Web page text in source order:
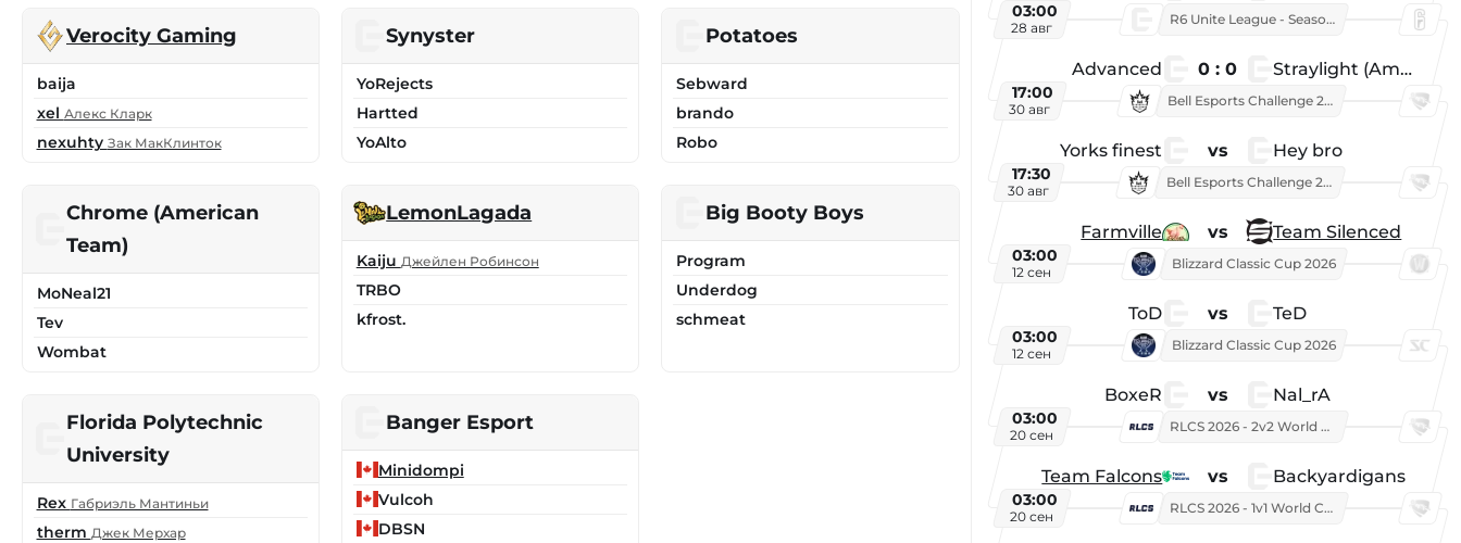
Verocity Gaming
baija
xel Алекс Кларк
nexuhty Зак МакКлинток
Synyster
YoRejects
Hartted
YoAlto
Potatoes
Sebward
brando
Robo
Chrome (American
Team)
MoNeal21
Tev
Wombat
LemonLagada
Kaiju Джейлен Робинсон
TRBO
kfrost.
Big Booty Boys
Program
Underdog
schmeat
Florida Polytechnic
University
Rex Габриэль Мантиньи
therm Джек Мерхар
Banger Esport
Minidompi
Vulcoh
DBSN
03:00
28 авг
R6 Unite League - Season 1
Advanced 0 : 0 Straylight (American team)
17:00
30 авг
Bell Esports Challenge 2026
Yorks finest vs Hey bro
17:30
30 авг
Bell Esports Challenge 2026
Farmville vs Team Silenced
03:00
12 сен
Blizzard Classic Cup 2026
ToD vs TeD
03:00
12 сен
Blizzard Classic Cup 2026
BoxeR vs Nal_rA
03:00
20 сен
RLCS 2026 - 2v2 World Championship
Team Falcons vs Backyardigans
03:00
20 сен
RLCS 2026 - 1v1 World Championship